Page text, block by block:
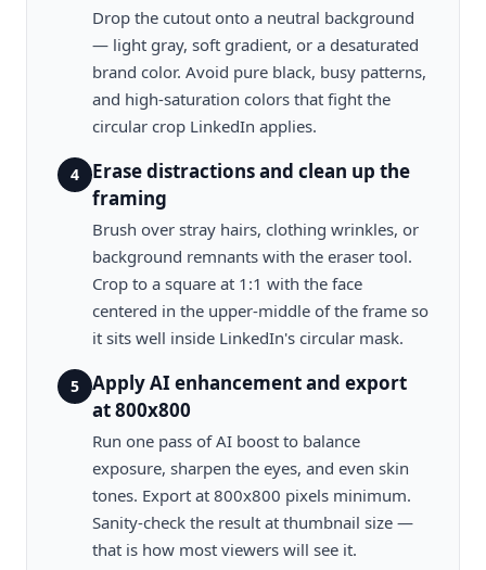
Drop the cutout onto a neutral background
— light gray, soft gradient, or a desaturated
brand color. Avoid pure black, busy patterns,
and high-saturation colors that fight the
circular crop LinkedIn applies.
4
Erase distractions and clean up the
framing
Brush over stray hairs, clothing wrinkles, or
background remnants with the eraser tool.
Crop to a square at 1:1 with the face
centered in the upper-middle of the frame so
it sits well inside LinkedIn's circular mask.
5
Apply AI enhancement and export
at 800x800
Run one pass of AI boost to balance
exposure, sharpen the eyes, and even skin
tones. Export at 800x800 pixels minimum.
Sanity-check the result at thumbnail size —
that is how most viewers will see it.